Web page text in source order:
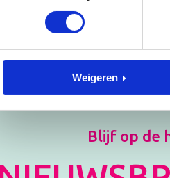
Weigeren
Blijf op de